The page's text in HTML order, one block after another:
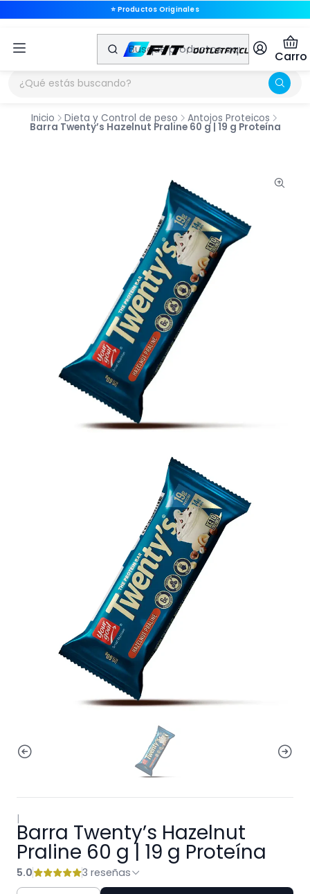
🚚 Envíos a Todo Chile
Carro
Inicio Dieta y Control de peso Antojos Proteicos
Barra Twenty’s Hazelnut Praline 60 g | 19 g Proteína
|
Barra Twenty’s Hazelnut
Praline 60 g | 19 g Proteína
5.0 3 reseñas
🚚 Envíos a Todo Chile